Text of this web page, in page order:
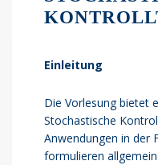
Einleitung
Die Vorlesung bietet
Stochastische
Anwendungen in der
formulieren